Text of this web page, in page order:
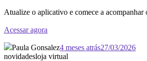
Atualize o aplicativo e comece a
Acessar agora
Paula Gonsalez4 meses atrás27/03/2026
novidadesloja virtual